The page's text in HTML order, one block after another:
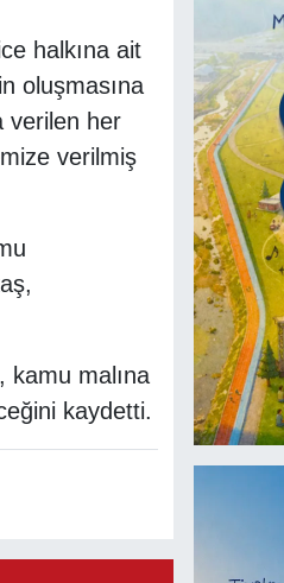
halkına ait
oluşmasına
verilen her
verilmiş
kamu malına
kaydetti.